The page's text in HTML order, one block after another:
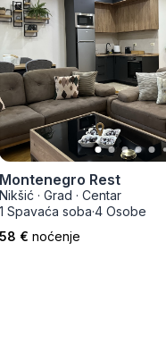
Montenegro Rest
Nikšić · Grad · Centar
1 Spavaća soba·4 Osobe
58 € noćenje